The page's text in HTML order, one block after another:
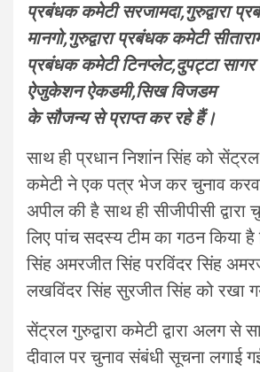
प्रबंधक कमेटी सरजामदा,गुरुद्वारा
मानगो,गुरुद्वारा प्रबंधक कमेटी
प्रबंधक कमेटी टिनप्लेट,दुपट्टा सागर
ऐजुकेशन ऐकडमी,सिख विजडम
के सौजन्य से प्राप्त कर रहे हैं।
साथ ही प्रधान निशांन सिंह को सेंट्रल
कमेटी ने एक पत्र भेज कर चुनाव
अपील की है साथ ही सीजीपीसी
लिए पांच सदस्य टीम का गठन किया
सिंह अमरजीत सिंह परविंदर सिंह
लखविंदर सिंह सुरजीत सिंह को रखा
सेंट्रल गुरुद्वारा कमेटी द्वारा अलग से
दीवाल पर चुनाव संबंधी सूचना लगाई